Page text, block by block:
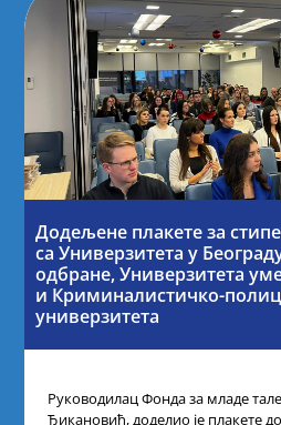
Додељене плакете за
са Универзитета у
одбране, Универзитета
и Криминалистичко-
универзитета
Руководилац Фонда за младе
Ђикановић, доделио је плакете